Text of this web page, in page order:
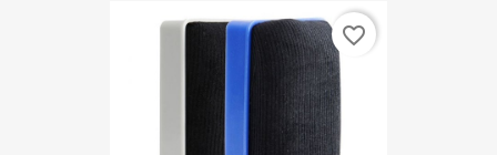
favorite_border